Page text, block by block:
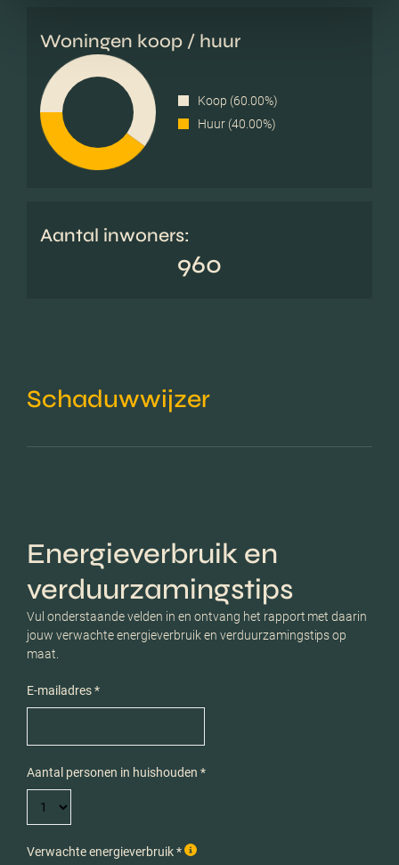
Woningen koop / huur
Koop (60.00%)
Huur (40.00%)
Aantal inwoners:
960
Schaduwwijzer
Energieverbruik en
verduurzamingstips
Vul onderstaande velden in en ontvang het rapport met daarin
jouw verwachte energieverbruik en verduurzamingstips op
maat.
E-mailadres *
Aantal personen in huishouden *
Verwachte energieverbruik *